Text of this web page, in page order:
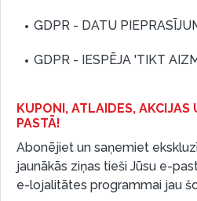
GDPR - DATU
GDPR - IESPĒJA 'TIKT
KUPONI, ATLAIDES, AKCIJAS
PASTĀ!
Abonējiet un saņemiet
jaunākās ziņas tieši Jūsu e-
e-lojalitātes programmai jau